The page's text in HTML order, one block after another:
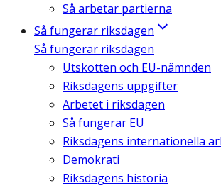
Så arbetar partierna
Så fungerar riksdagen
Så fungerar riksdagen
Utskotten och EU-nämnden
Riksdagens uppgifter
Arbetet i riksdagen
Så fungerar EU
Riksdagens internationella
Demokrati
Riksdagens historia